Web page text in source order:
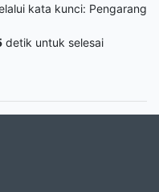
kata kunci: Pengarang
detik untuk selesai